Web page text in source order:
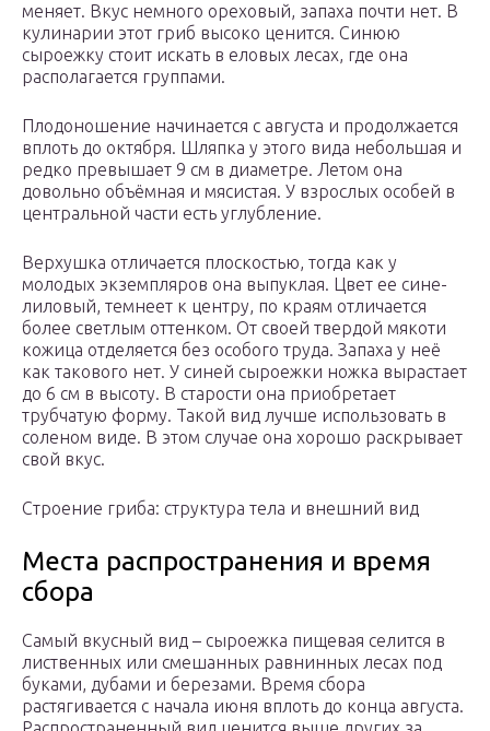
меняет. Вкус немного ореховый, запаха почти нет. В
кулинарии этот гриб высоко ценится. Синюю
сыроежку стоит искать в еловых лесах, где она
располагается группами.
Плодоношение начинается с августа и продолжается
вплоть до октября. Шляпка у этого вида небольшая и
редко превышает 9 см в диаметре. Летом она
довольно объёмная и мясистая. У взрослых особей в
центральной части есть углубление.
Верхушка отличается плоскостью, тогда как у
молодых экземпляров она выпуклая. Цвет ее сине-
лиловый, темнеет к центру, по краям отличается
более светлым оттенком. От своей твердой мякоти
кожица отделяется без особого труда. Запаха у неё
как такового нет. У синей сыроежки ножка вырастает
до 6 см в высоту. В старости она приобретает
трубчатую форму. Такой вид лучше использовать в
соленом виде. В этом случае она хорошо раскрывает
свой вкус.
Строение гриба: структура тела и внешний вид
Места распространения и время
сбора
Самый вкусный вид – сыроежка пищевая селится в
лиственных или смешанных равнинных лесах под
буками, дубами и березами. Время сбора
растягивается с начала июня вплоть до конца августа.